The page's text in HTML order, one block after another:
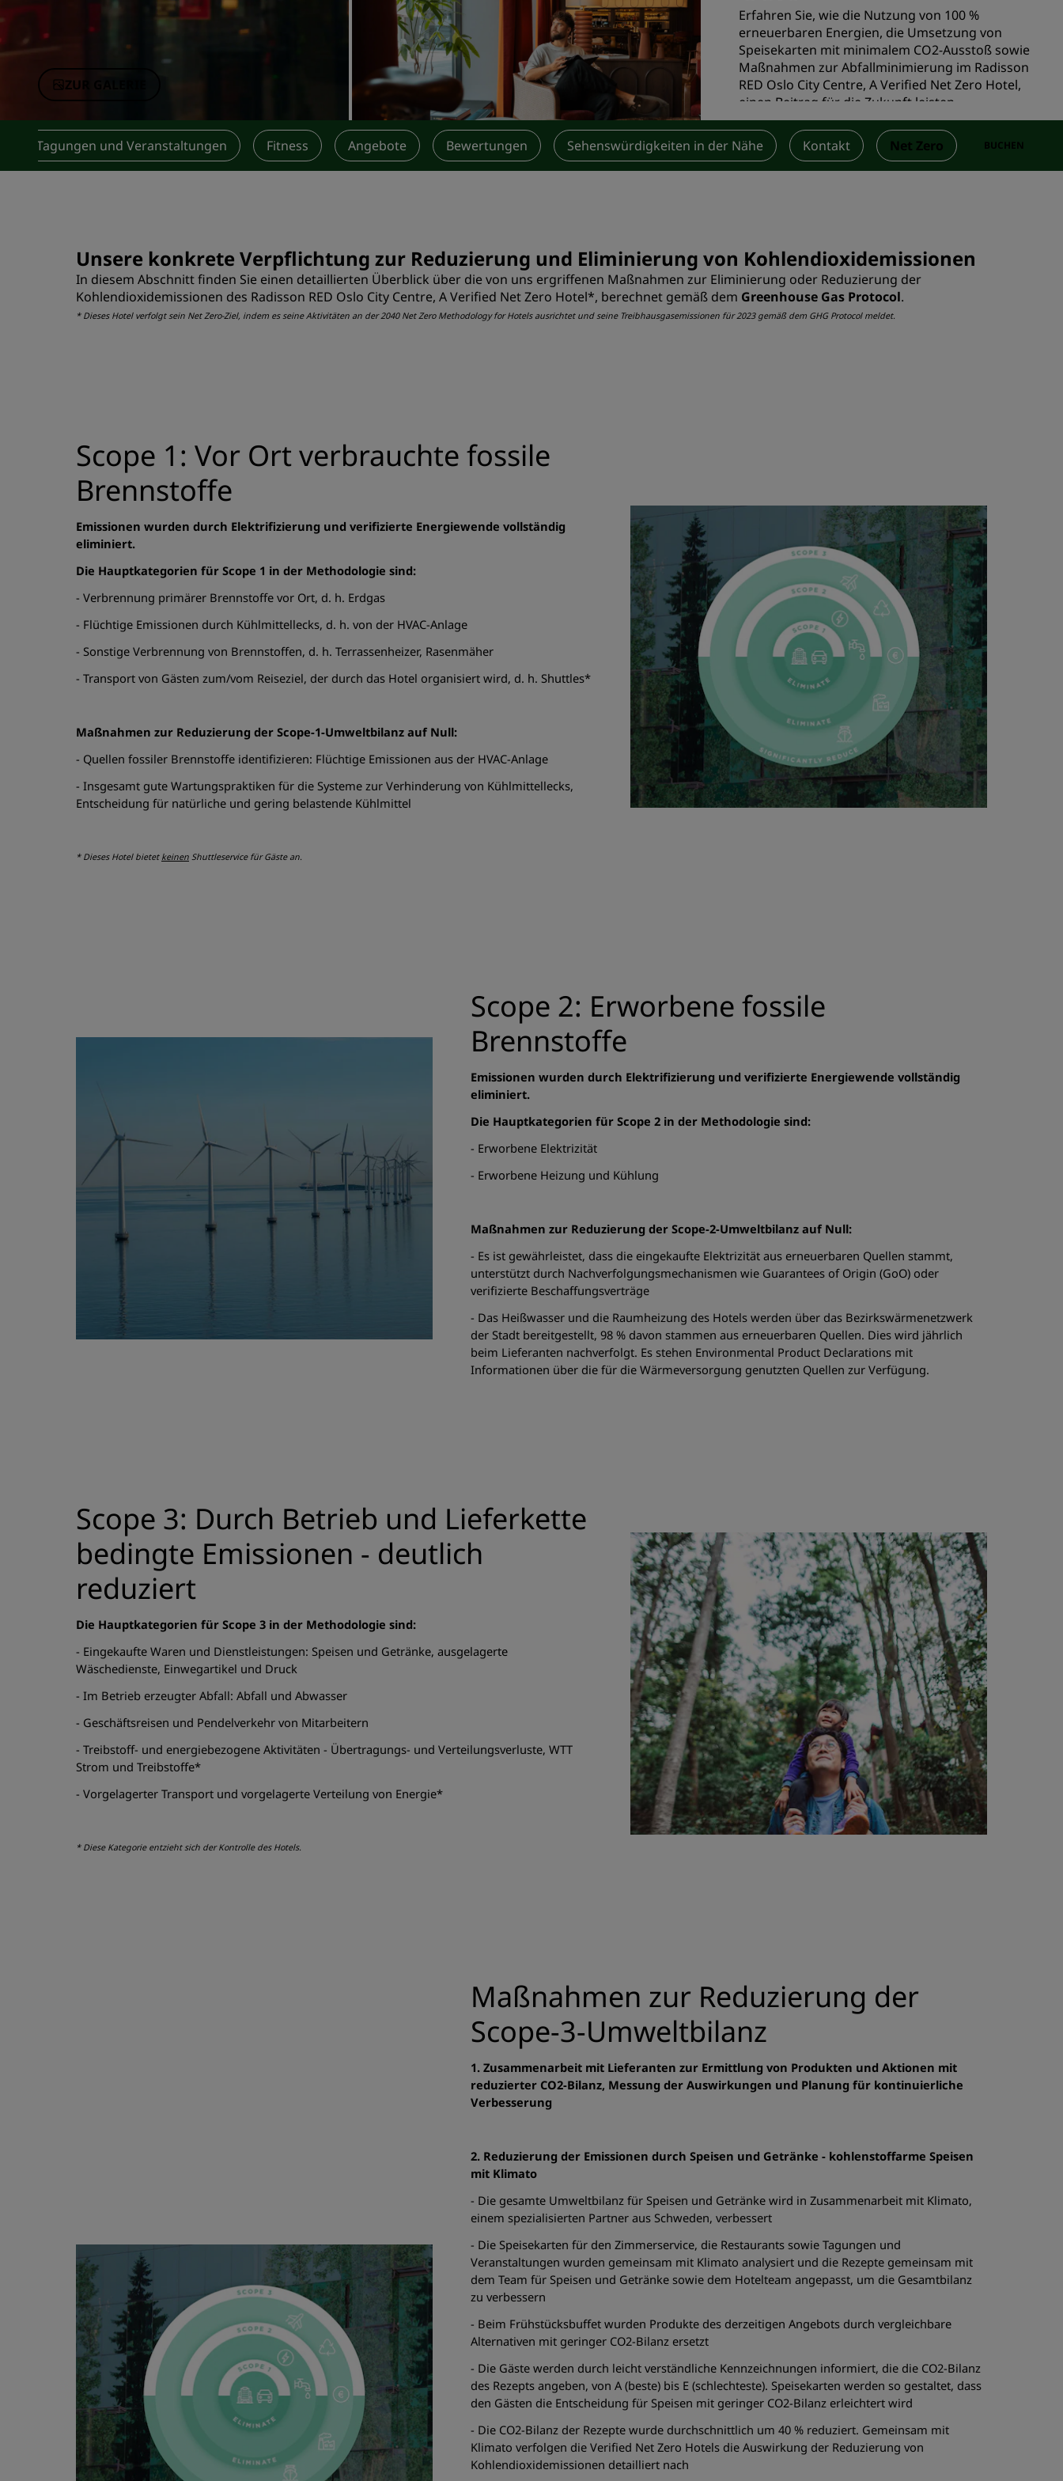
Verbundene Marken in China
Einen Meetingraum buchen
Fordern Sie ein Angebot an
Veranstaltungsorte
Branchenlösungen
Flüge suchen
Flüge suchen
Digitale Services
Radisson Hotels App
Hochzeitslocations
Nachhaltige Aufenthalte
Aufenthalte für Sportteams
Geschäftsreisender
Hotels im Stadtzentrum
Besuchen Sie unseren Blog
So verwenden Sie Punkte
So sammeln Sie Punkte
Bookers and Planners
ZUR GALERIE
Erfahren Sie, wie die Nutzung von 100 %
erneuerbaren Energien, die Umsetzung von
Speisekarten mit minimalem CO2-Ausstoß sowie
Maßnahmen zur Abfallminimierung im Radisson
RED Oslo City Centre, A Verified Net Zero Hotel,
einen Beitrag für die Zukunft leisten.
Tagungen und Veranstaltungen Fitness Angebote Bewertungen Sehenswürdigkeiten in der Nähe Kontakt Net Zero BUCHEN
Unsere konkrete Verpflichtung zur Reduzierung und Eliminierung von Kohlendioxidemissionen
In diesem Abschnitt finden Sie einen detaillierten Überblick über die von uns ergriffenen Maßnahmen zur Eliminierung oder Reduzierung der
Kohlendioxidemissionen des Radisson RED Oslo City Centre, A Verified Net Zero Hotel*, berechnet gemäß dem Greenhouse Gas Protocol.
* Dieses Hotel verfolgt sein Net Zero-Ziel, indem es seine Aktivitäten an der 2040 Net Zero Methodology for Hotels ausrichtet und seine Treibhausgasemissionen für 2023 gemäß dem GHG Protocol meldet.
Scope 1: Vor Ort verbrauchte fossile
Brennstoffe
Emissionen wurden durch Elektrifizierung und verifizierte Energiewende vollständig
eliminiert.
Die Hauptkategorien für Scope 1 in der Methodologie sind:
- Verbrennung primärer Brennstoffe vor Ort, d. h. Erdgas
- Flüchtige Emissionen durch Kühlmittellecks, d. h. von der HVAC-Anlage
- Sonstige Verbrennung von Brennstoffen, d. h. Terrassenheizer, Rasenmäher
- Transport von Gästen zum/vom Reiseziel, der durch das Hotel organisiert wird, d. h. Shuttles*
Maßnahmen zur Reduzierung der Scope-1-Umweltbilanz auf Null:
- Quellen fossiler Brennstoffe identifizieren: Flüchtige Emissionen aus der HVAC-Anlage
- Insgesamt gute Wartungspraktiken für die Systeme zur Verhinderung von Kühlmittellecks,
Entscheidung für natürliche und gering belastende Kühlmittel
* Dieses Hotel bietet keinen Shuttleservice für Gäste an.
Scope 2: Erworbene fossile
Brennstoffe
Emissionen wurden durch Elektrifizierung und verifizierte Energiewende vollständig
eliminiert.
Die Hauptkategorien für Scope 2 in der Methodologie sind:
- Erworbene Elektrizität
- Erworbene Heizung und Kühlung
Maßnahmen zur Reduzierung der Scope-2-Umweltbilanz auf Null:
- Es ist gewährleistet, dass die eingekaufte Elektrizität aus erneuerbaren Quellen stammt,
unterstützt durch Nachverfolgungsmechanismen wie Guarantees of Origin (GoO) oder
verifizierte Beschaffungsverträge
- Das Heißwasser und die Raumheizung des Hotels werden über das Bezirkswärmenetzwerk
der Stadt bereitgestellt, 98 % davon stammen aus erneuerbaren Quellen. Dies wird jährlich
beim Lieferanten nachverfolgt. Es stehen Environmental Product Declarations mit
Informationen über die für die Wärmeversorgung genutzten Quellen zur Verfügung.
Scope 3: Durch Betrieb und Lieferkette
bedingte Emissionen - deutlich
reduziert
Die Hauptkategorien für Scope 3 in der Methodologie sind:
- Eingekaufte Waren und Dienstleistungen: Speisen und Getränke, ausgelagerte
Wäschedienste, Einwegartikel und Druck
- Im Betrieb erzeugter Abfall: Abfall und Abwasser
- Geschäftsreisen und Pendelverkehr von Mitarbeitern
- Treibstoff- und energiebezogene Aktivitäten - Übertragungs- und Verteilungsverluste, WTT
Strom und Treibstoffe*
- Vorgelagerter Transport und vorgelagerte Verteilung von Energie*
* Diese Kategorie entzieht sich der Kontrolle des Hotels.
Maßnahmen zur Reduzierung der
Scope-3-Umweltbilanz
1. Zusammenarbeit mit Lieferanten zur Ermittlung von Produkten und Aktionen mit
reduzierter CO2-Bilanz, Messung der Auswirkungen und Planung für kontinuierliche
Verbesserung
2. Reduzierung der Emissionen durch Speisen und Getränke - kohlenstoffarme Speisen
mit Klimato
- Die gesamte Umweltbilanz für Speisen und Getränke wird in Zusammenarbeit mit Klimato,
einem spezialisierten Partner aus Schweden, verbessert
- Die Speisekarten für den Zimmerservice, die Restaurants sowie Tagungen und
Veranstaltungen wurden gemeinsam mit Klimato analysiert und die Rezepte gemeinsam mit
dem Team für Speisen und Getränke sowie dem Hotelteam angepasst, um die Gesamtbilanz
zu verbessern
- Beim Frühstücksbuffet wurden Produkte des derzeitigen Angebots durch vergleichbare
Alternativen mit geringer CO2-Bilanz ersetzt
- Die Gäste werden durch leicht verständliche Kennzeichnungen informiert, die die CO2-Bilanz
des Rezepts angeben, von A (beste) bis E (schlechteste). Speisekarten werden so gestaltet, dass
den Gästen die Entscheidung für Speisen mit geringer CO2-Bilanz erleichtert wird
- Die CO2-Bilanz der Rezepte wurde durchschnittlich um 40 % reduziert. Gemeinsam mit
Klimato verfolgen die Verified Net Zero Hotels die Auswirkung der Reduzierung von
Kohlendioxidemissionen detailliert nach